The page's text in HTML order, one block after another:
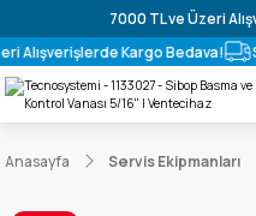
7000 TL ve Üzeri
Alışverişlerde Kargo Bedava!
Anasayfa Servis Ekipmanları